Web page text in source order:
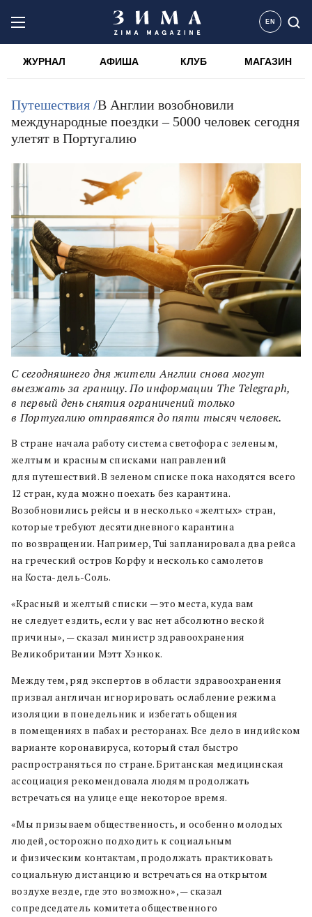
EN
ЖУРНАЛ АФИША КЛУБ МАГАЗИН
Путешествия /В Англии возобновили
международные поездки – 5000 человек сегодня
улетят в Португалию
С сегодняшнего дня жители Англии снова могут
выезжать за границу. По информации The Telegraph,
в первый день снятия ограничений только
в Португалию отправятся до пяти тысяч человек.
В стране начала работу система светофора с зеленым,
желтым и красным списками направлений
для путешествий. В зеленом списке пока находятся всего
12 стран, куда можно поехать без карантина.
Возобновились рейсы и в несколько «желтых» стран,
которые требуют десятидневного карантина
по возвращении. Например, Tui запланировала два рейса
на греческий остров Корфу и несколько самолетов
на Коста-дель-Соль.
«Красный и желтый списки — это места, куда вам
не следует ездить, если у вас нет абсолютно веской
причины», — сказал министр здравоохранения
Великобритании Мэтт Хэнкок.
Между тем, ряд экспертов в области здравоохранения
призвал англичан игнорировать ослабление режима
изоляции в понедельник и избегать общения
в помещениях в пабах и ресторанах. Все дело в индийском
варианте коронавируса, который стал быстро
распространяться по стране. Британская медицинская
ассоциация рекомендовала людям продолжать
встречаться на улице еще некоторое время.
«Мы призываем общественность, и особенно молодых
людей, осторожно подходить к социальным
и физическим контактам, продолжать практиковать
социальную дистанцию и встречаться на открытом
воздухе везде, где это возможно», — сказал
сопредседатель комитета общественного